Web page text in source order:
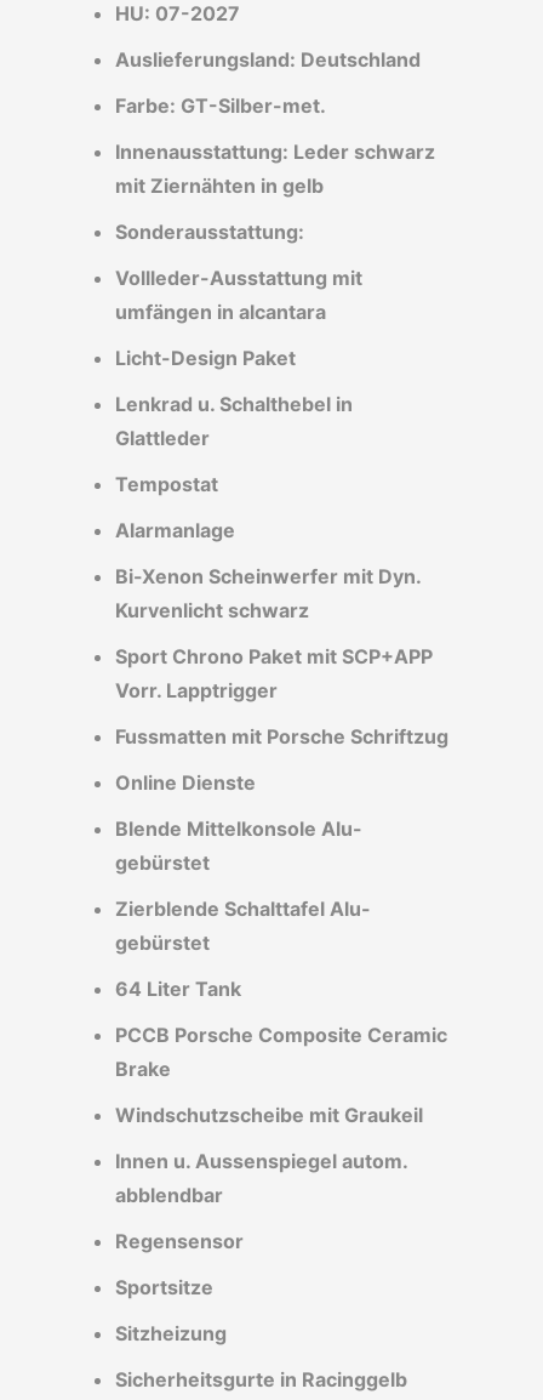
HU: 07-2027
Auslieferungsland: Deutschland
Farbe: GT-Silber-met.
Innenausstattung: Leder schwarz
mit Ziernähten in gelb
Sonderausstattung:
Vollleder-Ausstattung mit
umfängen in alcantara
Licht-Design Paket
Lenkrad u. Schalthebel in
Glattleder
Tempostat
Alarmanlage
Bi-Xenon Scheinwerfer mit Dyn.
Kurvenlicht schwarz
Sport Chrono Paket mit SCP+APP
Vorr. Lapptrigger
Fussmatten mit Porsche Schriftzug
Online Dienste
Blende Mittelkonsole Alu-
gebürstet
Zierblende Schalttafel Alu-
gebürstet
64 Liter Tank
PCCB Porsche Composite Ceramic
Brake
Windschutzscheibe mit Graukeil
Innen u. Aussenspiegel autom.
abblendbar
Regensensor
Sportsitze
Sitzheizung
Sicherheitsgurte in Racinggelb